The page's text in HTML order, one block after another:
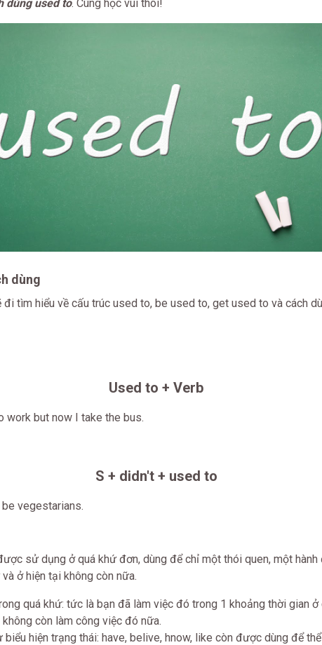
dùng used to. Cùng học vui thôi!
dùng
đi tìm hiểu về cấu trúc used to, be used to, get used to và cách
Used to + Verb
work but now I take the bus.
S + didn't + used to
vegestarians.
sử dụng ở quá khứ đơn, dùng để chỉ một thói quen, một hành
ở hiện tại không còn nữa.
quá khứ: tức là bạn đã làm việc đó trong 1 khoảng thời gian ở
còn làm công việc đó nữa.
hiện trạng thái: have, belive, hnow, like còn được dùng để